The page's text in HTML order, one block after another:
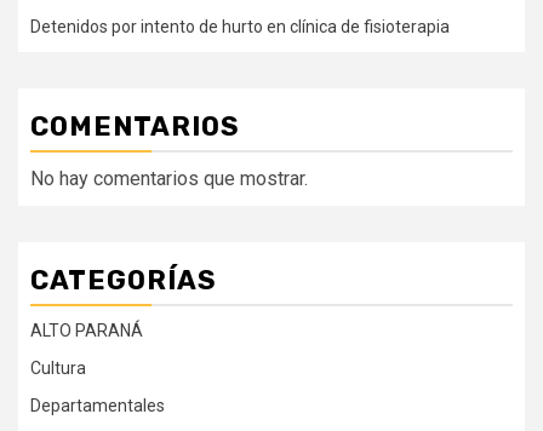
Detenidos por intento de hurto en clínica de fisioterapia
COMENTARIOS
No hay comentarios que mostrar.
CATEGORÍAS
ALTO PARANÁ
Cultura
Departamentales